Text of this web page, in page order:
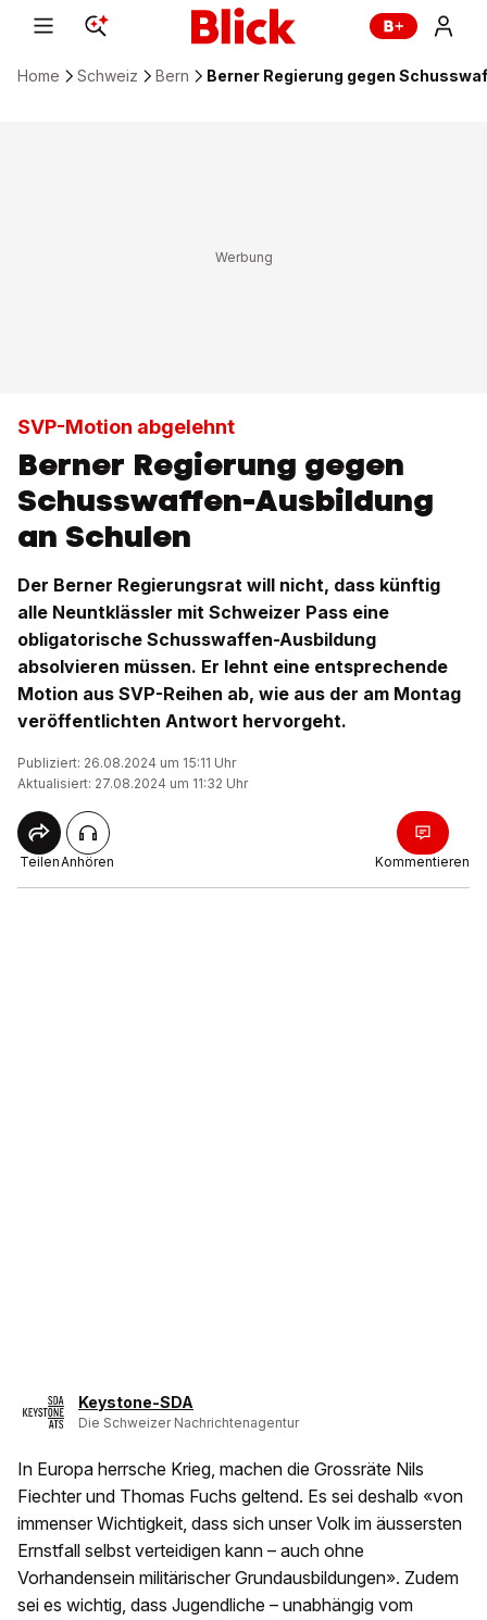
Home Schweiz Bern Berner Regierung gegen
SVP-Motion abgelehnt
Berner Regierung gegen
Schusswaffen-Ausbildung
an Schulen
Der Berner Regierungsrat will nicht, dass künftig
alle Neuntklässler mit Schweizer Pass eine
obligatorische Schusswaffen-Ausbildung
absolvieren müssen. Er lehnt eine entsprechende
Motion aus SVP-Reihen ab, wie aus der am Montag
veröffentlichten Antwort hervorgeht.
Publiziert: 26.08.2024 um 15:11 Uhr
Aktualisiert: 27.08.2024 um 11:32 Uhr
TeilenAnhören Kommentieren
Keystone-SDA
Die Schweizer Nachrichtenagentur
In Europa herrsche Krieg, machen die Grossräte Nils
Fiechter und Thomas Fuchs geltend. Es sei deshalb «von
immenser Wichtigkeit, dass sich unser Volk im äussersten
Ernstfall selbst verteidigen kann – auch ohne
Vorhandensein militärischer Grundausbildungen». Zudem
sei es wichtig, dass Jugendliche – unabhängig vom